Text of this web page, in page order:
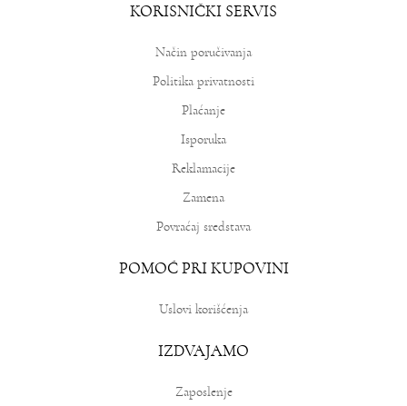
KORISNIČKI SERVIS
Način poručivanja
Politika privatnosti
Plaćanje
Isporuka
Reklamacije
Zamena
Povraćaj sredstava
POMOĆ PRI KUPOVINI
Uslovi korišćenja
IZDVAJAMO
Zaposlenje